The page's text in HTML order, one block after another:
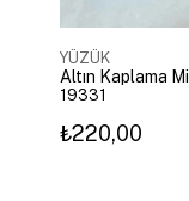
YÜZÜK
19331
₺220,00